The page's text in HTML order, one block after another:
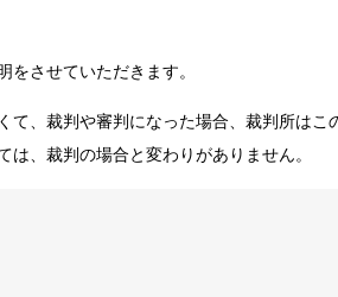
させていただきます。
、裁判や審判になった場合、裁判所はこ
、裁判の場合と変わりがありません。